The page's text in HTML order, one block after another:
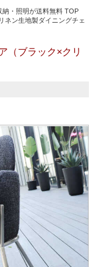
・照明が送料無料 TOP
ネン生地製ダイニングチェ
（ブラック×クリ